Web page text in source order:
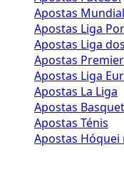
Apostas
Apostas Liga
Apostas Liga
Apostas
Apostas Liga
Apostas La Liga
Apostas
Apostas Ténis
Apostas Hóquei